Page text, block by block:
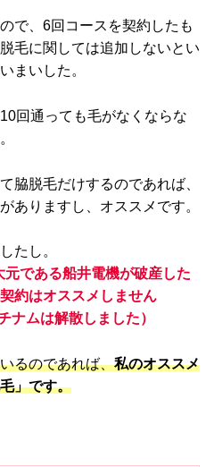
で、6回コースを契約したも
毛に関しては追加しないとい
まいした。
回通っても毛がなくならな
脇脱毛だけするのであれば、
ありますし、オススメです。
たし。
である船井電機が破産した
約はオススメしません
ナムは解散しました）
るのであれば、私のオススメ
」です。